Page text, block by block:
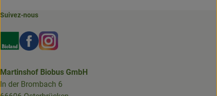
Suivez-nous
Externer Link zu https://www.bioland.de/verbraucher
Externer Link zu https://www.facebook.com/
Externer Link zu https://www.instagram.com/
Martinshof Biobus GmbH
In der Brombach 6